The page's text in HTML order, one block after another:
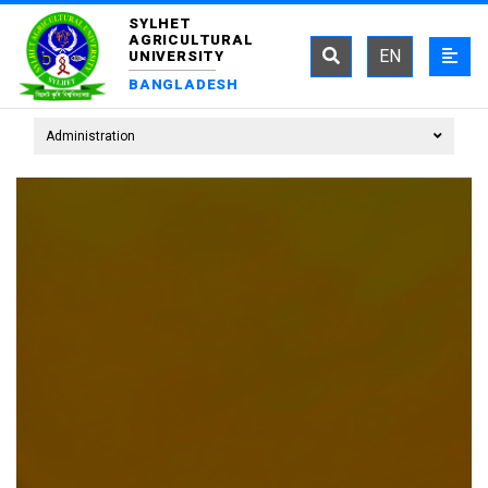
SYLHET
AGRICULTURAL
UNIVERSITY
BANGLADESH
EN
Administration